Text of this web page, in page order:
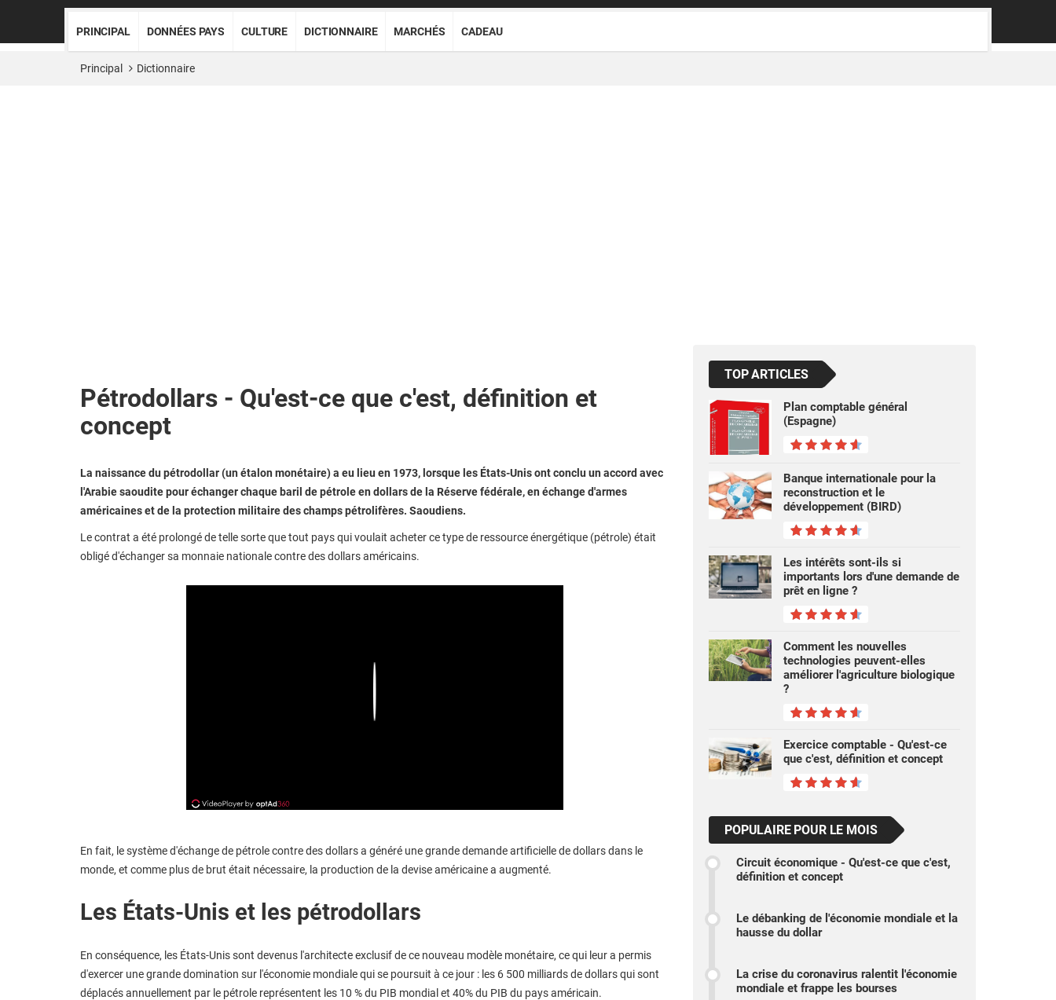
PRINCIPAL DONNÉES PAYS CULTURE DICTIONNAIRE MARCHÉS CADEAU
Principal Dictionnaire
Pétrodollars - Qu'est-ce que c'est, définition et
concept
La naissance du pétrodollar (un étalon monétaire) a eu lieu en 1973, lorsque les États-Unis ont conclu un accord avec
l'Arabie saoudite pour échanger chaque baril de pétrole en dollars de la Réserve fédérale, en échange d'armes
américaines et de la protection militaire des champs pétrolifères. Saoudiens.
Le contrat a été prolongé de telle sorte que tout pays qui voulait acheter ce type de ressource énergétique (pétrole) était
obligé d'échanger sa monnaie nationale contre des dollars américains.
En fait, le système d'échange de pétrole contre des dollars a généré une grande demande artificielle de dollars dans le
monde, et comme plus de brut était nécessaire, la production de la devise américaine a augmenté.
Les États-Unis et les pétrodollars
En conséquence, les États-Unis sont devenus l'architecte exclusif de ce nouveau modèle monétaire, ce qui leur a permis
d'exercer une grande domination sur l'économie mondiale qui se poursuit à ce jour : les 6 500 milliards de dollars qui sont
déplacés annuellement par le pétrole représentent les 10 % du PIB mondial et 40% du PIB du pays américain.
TOP ARTICLES
Plan comptable général
(Espagne)
Banque internationale pour la
reconstruction et le
développement (BIRD)
Les intérêts sont-ils si
importants lors d'une demande de
prêt en ligne ?
Comment les nouvelles
technologies peuvent-elles
améliorer l'agriculture biologique
?
Exercice comptable - Qu'est-ce
que c'est, définition et concept
POPULAIRE POUR LE MOIS
Circuit économique - Qu'est-ce que c'est,
définition et concept
Le débanking de l'économie mondiale et la
hausse du dollar
La crise du coronavirus ralentit l'économie
mondiale et frappe les bourses